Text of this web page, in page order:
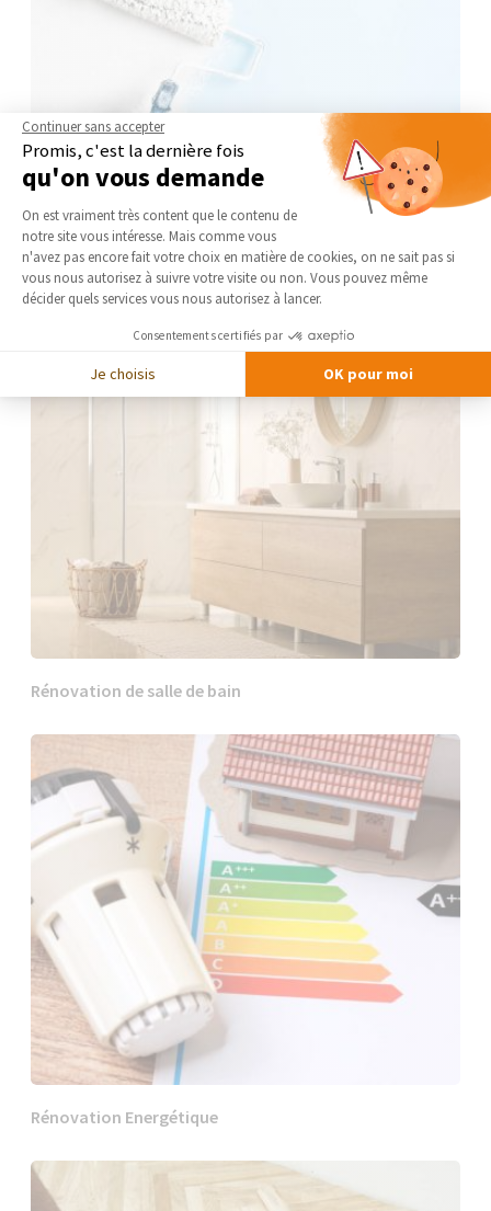
Rénovation de mur et plafond
Rénovation de salle de bain
Rénovation Energétique
Continuer sans accepter
Promis, c'est la dernière fois
qu'on vous demande
Plateforme de Gestion du
On est vraiment très content que le contenu de
notre site vous intéresse. Mais comme vous
n'avez pas encore fait votre choix en matière de cookies, on ne sait pas si
vous nous autorisez à suivre votre visite ou non. Vous pouvez même
décider quels services vous nous autorisez à lancer.
Consentements certifiés par
Je choisis OK pour moi
Axeptio consent